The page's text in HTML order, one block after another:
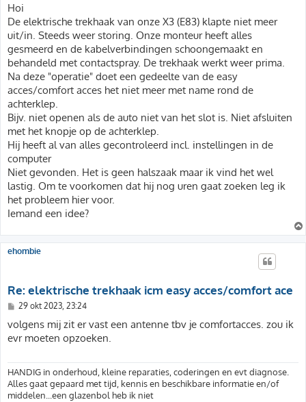
r
i
c
h
t
Hoi
De elektrische trekhaak van onze X3 (E83) klapte niet meer
uit/in. Steeds weer storing. Onze monteur heeft alles
gesmeerd en de kabelverbindingen schoongemaakt en
behandeld met contactspray. De trekhaak werkt weer prima.
Na deze "operatie" doet een gedeelte van de easy
acces/comfort acces het niet meer met name rond de
achterklep.
Bijv. niet openen als de auto niet van het slot is. Niet afsluiten
met het knopje op de achterklep.
Hij heeft al van alles gecontroleerd incl. instellingen in de
computer
Niet gevonden. Het is geen halszaak maar ik vind het wel
lastig. Om te voorkomen dat hij nog uren gaat zoeken leg ik
het probleem hier voor.
Iemand een idee?
ehombie
Re: elektrische trekhaak icm easy acces/comfort ace
B
r
i
c
29 okt 2023, 23:24
volgens mij zit er vast een antenne tbv je comfortacces. zou ik
evr moeten opzoeken.
HANDIG in onderhoud, kleine reparaties, coderingen en evt diagnose.
Alles gaat gepaard met tijd, kennis en beschikbare informatie en/of
middelen...een glazenbol heb ik niet